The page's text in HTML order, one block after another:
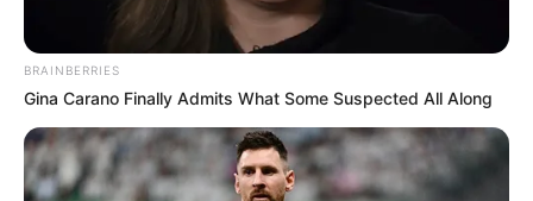
Mosaico
Patchwork
Pintura em Tecido
BRAINBERRIES
Gina Carano Finally Admits What Some Suspected All Along